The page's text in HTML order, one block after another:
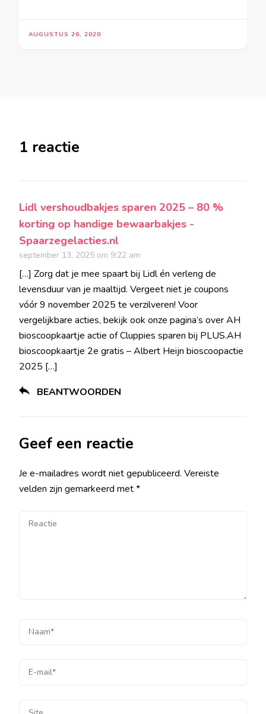
AUGUSTUS 26, 2020
1 reactie
Lidl vershoudbakjes sparen 2025 – 80 %
korting op handige bewaarbakjes -
Spaarzegelacties.nl
september 13, 2025 om 9:22 am
[…] Zorg dat je mee spaart bij Lidl én verleng de
levensduur van je maaltijd. Vergeet niet je coupons
vóór 9 november 2025 te verzilveren! Voor
vergelijkbare acties, bekijk ook onze pagina’s over AH
bioscoopkaartje actie of Cluppies sparen bij PLUS.AH
bioscoopkaartje 2e gratis – Albert Heijn bioscoopactie
2025 […]
BEANTWOORDEN
Geef een reactie
Je e-mailadres wordt niet gepubliceerd. Vereiste
velden zijn gemarkeerd met*